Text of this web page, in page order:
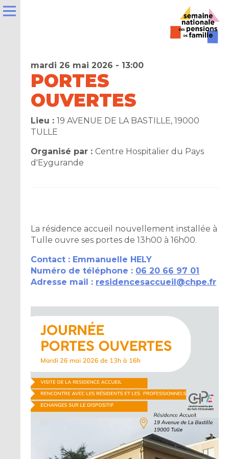
mardi 26 mai 2026 - 13:00
PORTES
OUVERTES
Lieu :19 AVENUE DE LA BASTILLE, 19000
TULLE
Organisé par : Centre Hospitalier du Pays
d'Eygurande
La résidence accueil nouvellement installée à
Tulle ouvre ses portes de 13h00 à 16h00.
Contact : Emmanuelle HELY
Numéro de téléphone : 06 20 66 97 01
Adresse mail : residencesaccueil@chpe.fr